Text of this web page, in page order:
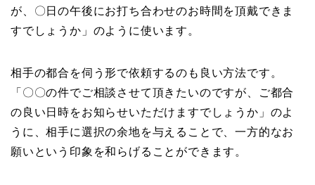
が、〇日の午後にお打ち合わせのお時間を頂戴できま
すでしょうか」のように使います。
相手の都合を伺う形で依頼するのも良い方法です。
「〇〇の件でご相談させて頂きたいのですが、ご都合
の良い日時をお知らせいただけますでしょうか」のよ
うに、相手に選択の余地を与えることで、一方的なお
願いという印象を和らげることができます。